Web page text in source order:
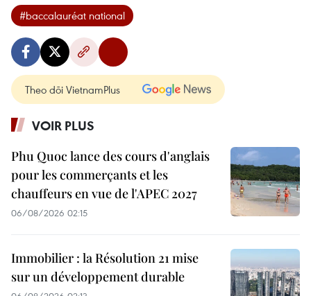
#baccalauréat national
Theo dõi VietnamPlus
VOIR PLUS
Phu Quoc lance des cours d'anglais
pour les commerçants et les
chauffeurs en vue de l'APEC 2027
06/08/2026 02:15
Immobilier : la Résolution 21 mise
sur un développement durable